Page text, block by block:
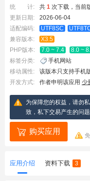
统 计: 共 1 次下载，当前
更新日期:
2026-06-04
适配编码:
UTF8SC
兼容版本:
X3.5
PHP版本:
7.0 ~ 7.4
8.0 ~
标签分类:
手机网站
移动属性:
该版本只支持手机
开发方式:
作者申明该应用 少
为保障您的权益，请勿
致，私下交易产生的问题
购买应用
应用介绍 资料下载 3